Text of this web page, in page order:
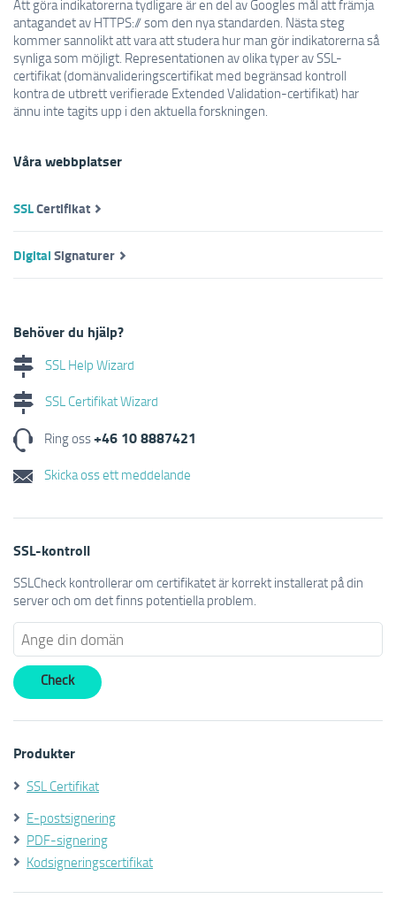
Att göra indikatorerna tydligare är en del av Googles mål att främja
antagandet av HTTPS:// som den nya standarden. Nästa steg
kommer sannolikt att vara att studera hur man gör indikatorerna så
synliga som möjligt. Representationen av olika typer av SSL-
certifikat (domänvalideringscertifikat med begränsad kontroll
kontra de utbrett verifierade Extended Validation-certifikat) har
ännu inte tagits upp i den aktuella forskningen.
Våra webbplatser
SSLCertifikat
DigitalSignaturer
Behöver du hjälp?
SSL Help Wizard
SSL Certifikat Wizard
Ring oss+46 10 8887421
Skicka oss ett meddelande
SSL-kontroll
SSLCheck kontrollerar om certifikatet är korrekt installerat på din
server och om det finns potentiella problem.
Produkter
SSL Certifikat
E-postsignering
PDF-signering
Kodsigneringscertifikat